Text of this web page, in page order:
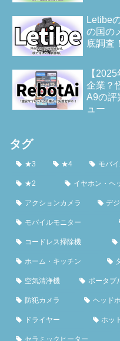
Letibe
の国の
底調査！
【
企業？
A9の評
ュー
タグ
★3 ★4 モバ
★2 イヤホン・ヘ
アクションカメラ デ
モバイルモニター
コードレス掃除機
ホーム・キッチン
空気清浄機 ポータブ
防犯カメラ ヘッド
ドライヤー ホッ